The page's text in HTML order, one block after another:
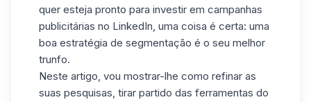
quer esteja pronto para investir em campanhas
publicitárias no LinkedIn, uma coisa é certa: uma
boa estratégia de segmentação é o seu melhor
trunfo.
Neste artigo, vou mostrar-lhe como refinar as
suas pesquisas, tirar partido das ferramentas do